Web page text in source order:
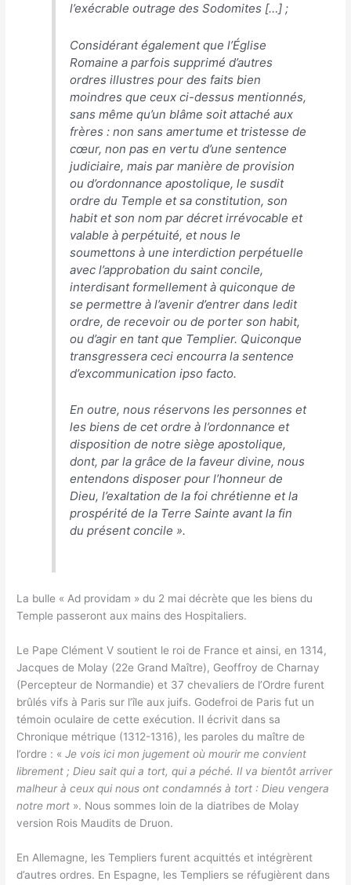
l’exécrable outrage des Sodomites […] ;
Considérant également que l’Église
Romaine a parfois supprimé d’autres
ordres illustres pour des faits bien
moindres que ceux ci-dessus mentionnés,
sans même qu’un blâme soit attaché aux
frères : non sans amertume et tristesse de
cœur, non pas en vertu d’une sentence
judiciaire, mais par manière de provision
ou d’ordonnance apostolique, le susdit
ordre du Temple et sa constitution, son
habit et son nom par décret irrévocable et
valable à perpétuité, et nous le
soumettons à une interdiction perpétuelle
avec l’approbation du saint concile,
interdisant formellement à quiconque de
se permettre à l’avenir d’entrer dans ledit
ordre, de recevoir ou de porter son habit,
ou d’agir en tant que Templier. Quiconque
transgressera ceci encourra la sentence
d’excommunication ipso facto.
En outre, nous réservons les personnes et
les biens de cet ordre à l’ordonnance et
disposition de notre siège apostolique,
dont, par la grâce de la faveur divine, nous
entendons disposer pour l’honneur de
Dieu, l’exaltation de la foi chrétienne et la
prospérité de la Terre Sainte avant la fin
du présent concile ».
La bulle « Ad providam » du 2 mai décrète que les biens du
Temple passeront aux mains des Hospitaliers.
Le Pape Clément V soutient le roi de France et ainsi, en 1314,
Jacques de Molay (22e Grand Maître), Geoffroy de Charnay
(Percepteur de Normandie) et 37 chevaliers de l’Ordre furent
brûlés vifs à Paris sur l’île aux juifs. Godefroi de Paris fut un
témoin oculaire de cette exécution. Il écrivit dans sa
Chronique métrique (1312-1316), les paroles du maître de
l’ordre : «Je vois ici mon jugement où mourir me convient
librement ; Dieu sait qui a tort, qui a péché. Il va bientôt arriver
malheur à ceux qui nous ont condamnés à tort : Dieu vengera
notre mort ». Nous sommes loin de la diatribes de Molay
version Rois Maudits de Druon.
En Allemagne, les Templiers furent acquittés et intégrèrent
d’autres ordres. En Espagne, les Templiers se réfugièrent dans